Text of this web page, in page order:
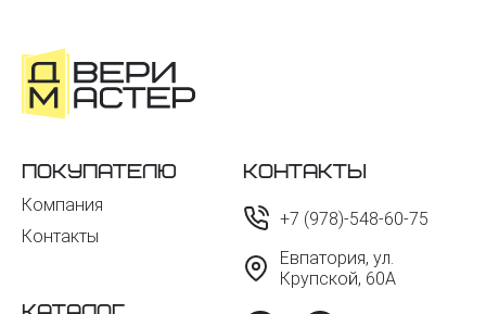
Покупателю
Компания
Контакты
Контакты
+7 (978)-548-60-75
Евпатория, ул.
Крупской, 60А